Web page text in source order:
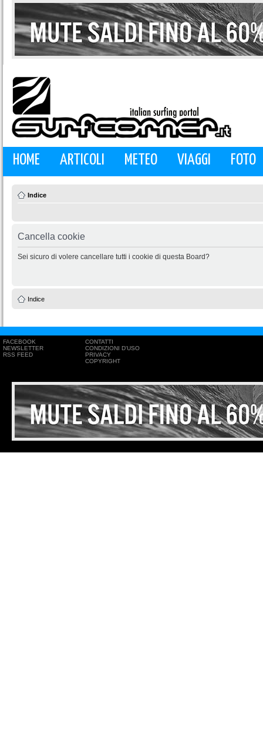
HOME ARTICOLI METEO VIAGGI FOTO
Indice
Cancella cookie
Sei sicuro di volere cancellare tutti i cookie di questa Board?
Indice
FACEBOOK
NEWSLETTER
RSS FEED
CONTATTI
CONDIZIONI D'USO
PRIVACY
COPYRIGHT